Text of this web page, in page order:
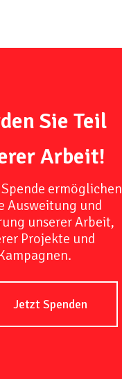
Sie Teil
Arbeit!
ermöglichen
Ausweitung und
unserer Arbeit,
Projekte und
Jetzt Spenden